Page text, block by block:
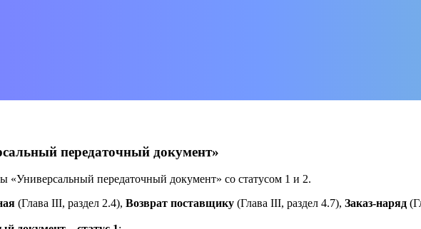
передаточный документ»
передаточный документ» со статусом 1 и 2.
(Глава III, раздел 2.4), Возврат поставщику (Глава III, раздел 4.7), Заказ-наряд